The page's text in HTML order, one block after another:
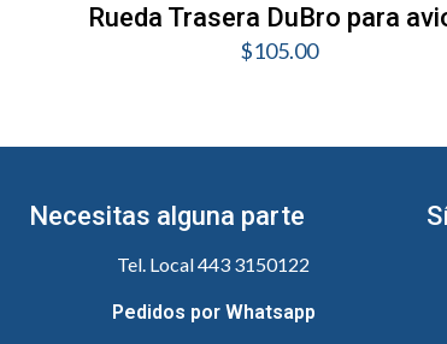
Rueda Trasera DuBro para
$105.00
Necesitas alguna parte
Tel. Local 443 3150122
Pedidos por Whatsapp